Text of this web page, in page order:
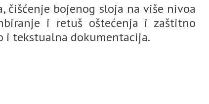
čišćenje bojenog sloja na više nivoa
i retuš oštećenja i zaštitno
i tekstualna dokumentacija.